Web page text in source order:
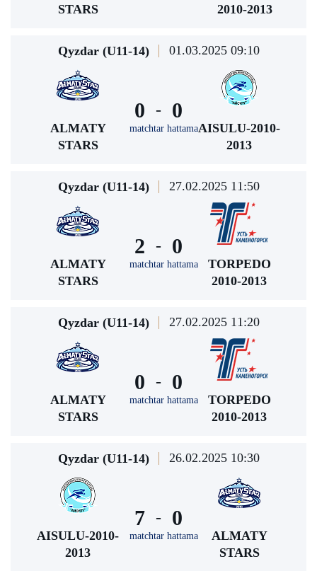
STARS
2010-2013
Qyzdar (U11-14) 01.03.2025 09:10
ALMATY
STARS
0 -
matchtar hattama
0
AISULU-2010-
2013
Qyzdar (U11-14) 27.02.2025 11:50
ALMATY
STARS
2 -
matchtar hattama
0
TORPEDO
2010-2013
Qyzdar (U11-14) 27.02.2025 11:20
ALMATY
STARS
0 -
matchtar hattama
0
TORPEDO
2010-2013
Qyzdar (U11-14) 26.02.2025 10:30
AISULU-2010-
2013
7 -
matchtar hattama
0
ALMATY
STARS